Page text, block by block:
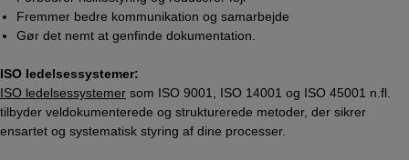
Fremmer bedre kommunikation og samarbejde
Gør det nemt at genfinde dokumentation.
ISO ledelsessystemer:
ISO ledelsessystemer som ISO 9001, ISO 14001 og ISO 45001 n.fl.
tilbyder veldokumenterede og strukturerede metoder, der sikrer
ensartet og systematisk styring af dine processer.